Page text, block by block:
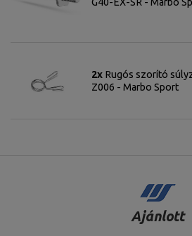
2x Rugós szorító
Z006 - Marbo Sport
Ajánlott